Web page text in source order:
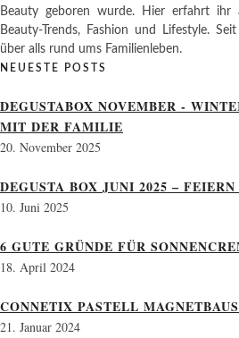
Beauty geboren wurde. Hier erfahrt ihr
Beauty-Trends, Fashion und Lifestyle.
über alls rund ums Familienleben.
NEUESTE POSTS
DEGUSTABOX NOVEMBER -
MIT DER FAMILIE
20. November 2025
DEGUSTA BOX JUNI 2025 –
10. Juni 2025
6 GUTE GRÜNDE FÜR
18. April 2024
CONNETIX PASTELL
21. Januar 2024